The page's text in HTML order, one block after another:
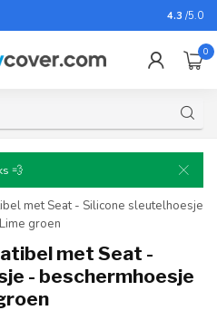
Voor
4.3 /5.0
0
💨
met Seat - Silicone sleutelhoesje
groen
met Seat -
- beschermhoesje